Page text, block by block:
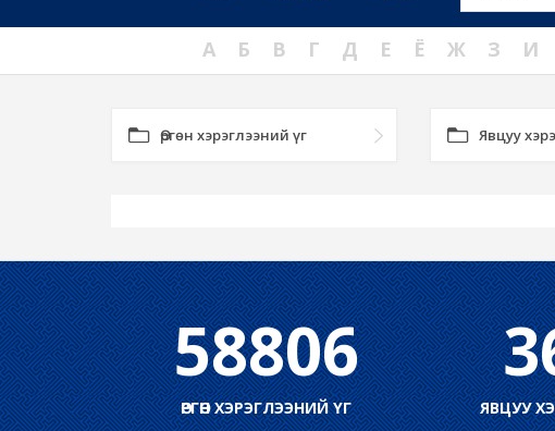
А Б В Г Д Е Ё Ж З И
Өргөн хэрэглээний үг Явцуу
58806
ӨРГӨН ХЭРЭГЛЭЭНИЙ ҮГ ЯВЦУУ